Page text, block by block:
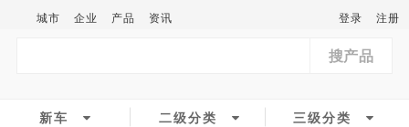
城市 企业 产品 资讯 登录 注册
搜产品
新车 二级分类 三级分类